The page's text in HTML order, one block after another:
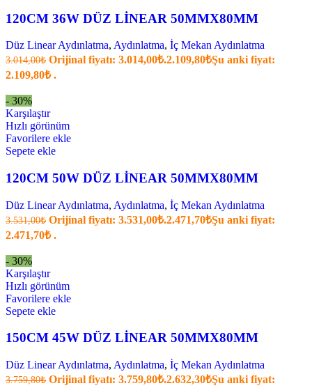
120CM 36W DÜZ LİNEAR 50MMX80MM
Düz Linear Aydınlatma, Aydınlatma, İç Mekan Aydınlatma
3.014,00₺ Orijinal fiyatı: 3.014,00₺.2.109,80₺Şu anki fiyat:
2.109,80₺ .
- 30%
Karşılaştır
Hızlı görünüm
Favorilere ekle
Sepete ekle
120CM 50W DÜZ LİNEAR 50MMX80MM
Düz Linear Aydınlatma, Aydınlatma, İç Mekan Aydınlatma
3.531,00₺ Orijinal fiyatı: 3.531,00₺.2.471,70₺Şu anki fiyat:
2.471,70₺ .
- 30%
Karşılaştır
Hızlı görünüm
Favorilere ekle
Sepete ekle
150CM 45W DÜZ LİNEAR 50MMX80MM
Düz Linear Aydınlatma, Aydınlatma, İç Mekan Aydınlatma
3.759,80₺ Orijinal fiyatı: 3.759,80₺.2.632,30₺Şu anki fiyat: